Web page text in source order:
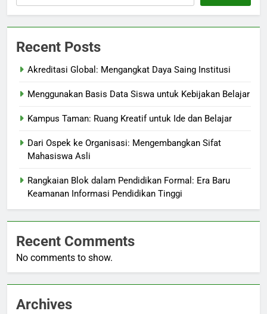
Recent Posts
Akreditasi Global: Mengangkat Daya Saing Institusi
Menggunakan Basis Data Siswa untuk Kebijakan Belajar
Kampus Taman: Ruang Kreatif untuk Ide dan Belajar
Dari Ospek ke Organisasi: Mengembangkan Sifat
Mahasiswa Asli
Rangkaian Blok dalam Pendidikan Formal: Era Baru
Keamanan Informasi Pendidikan Tinggi
Recent Comments
No comments to show.
Archives